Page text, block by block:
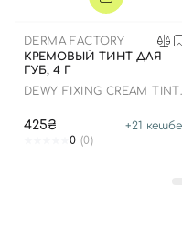
DERMA FACTORY
КРЕМОВЫЙ ТИНТ ДЛЯ
ГУБ, 4 Г
DEWY FIXING CREAM TINT
425₴ +21
0 (0)
Отправляя форму для
принимаете условия